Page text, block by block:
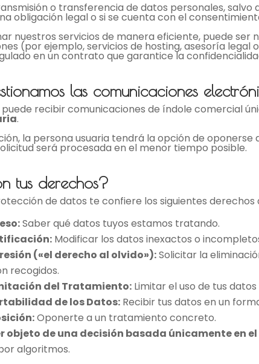
o transferencia de datos personales,
obligación legal o si se cuenta con el
nuestros servicios de manera eficiente, puede
(por ejemplo, servicios de hosting, asesoría
en un contrato que garantice la
las comunicaciones
puede recibir comunicaciones de índole comercial
.
la persona usuaria tendrá la opción de
será procesada en el menor tiempo posible.
tus derechos?
de datos te confiere los siguientes
Saber qué datos tuyos estamos tratando.
Modificar los datos inexactos o
(«el derecho al olvido»):Solicitar la
recogidos.
del Tratamiento: Limitar el uso de tus
de los Datos: Recibir tus datos en un
Oponerte a un tratamiento concreto.
objeto de una decisión basada únicamente
algoritmos.